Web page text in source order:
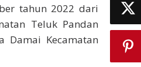
tahun 2022 dari
Teluk Pandan
Damai Kecamatan